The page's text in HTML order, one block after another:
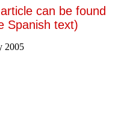
can be found
Spanish text)
2005